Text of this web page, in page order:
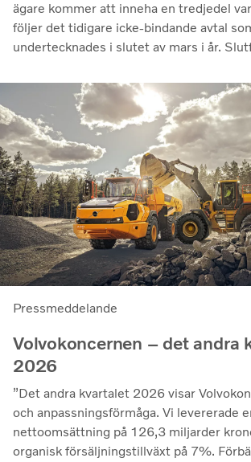
ägare kommer att inneha en tredjedel
följer det tidigare icke-bindande avtal
undertecknades i slutet av mars i år.
godkännanden erhålls. Genom
att stärka cellcentrics position som en
och producent av bränslecellssystem för
kommersiella tillämpningar.
Pressmeddelande
Volvokoncernen – det andra
2026
”Det andra kvartalet 2026 visar
och anpassningsförmåga. Vi levererade
nettoomsättning på 126,3 miljarder
organisk försäljningstillväxt på 7%.